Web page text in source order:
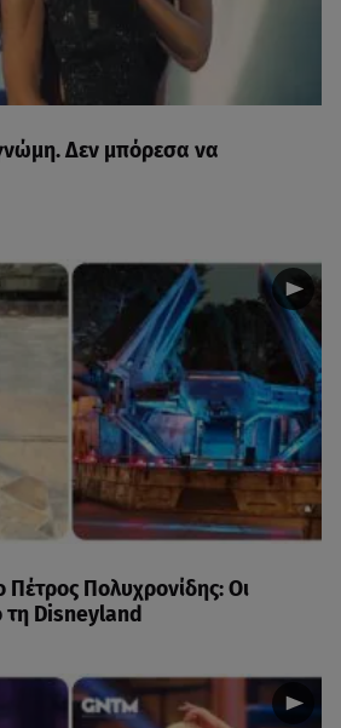
Δεν μπόρεσα να
Πέτρος Πολυχρονίδης: Οι
Disneyland